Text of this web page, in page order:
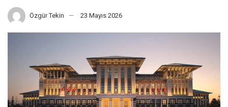
Özgür Tekin 23 Mayıs 2026